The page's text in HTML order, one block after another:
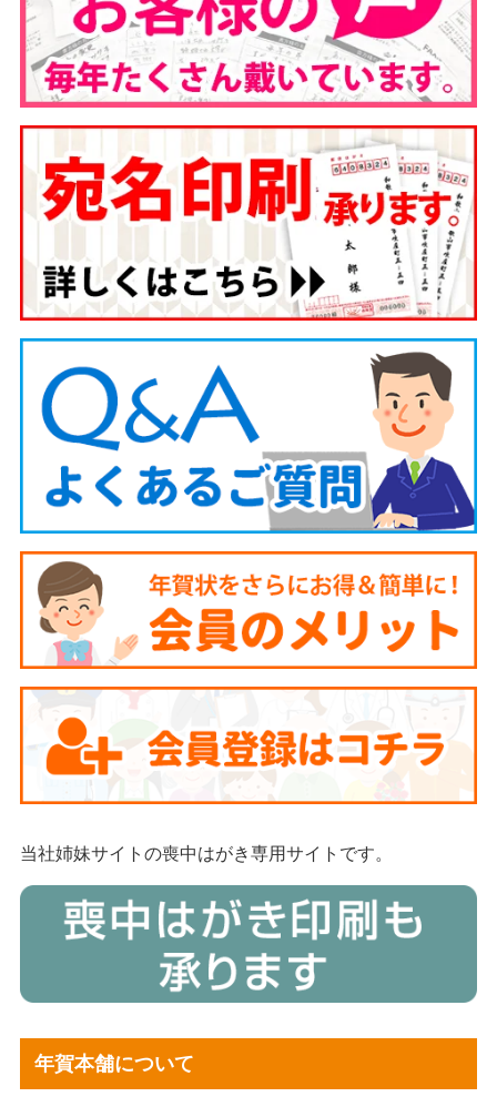
当社姉妹サイトの喪中はがき専用サイトです。
年賀本舗について